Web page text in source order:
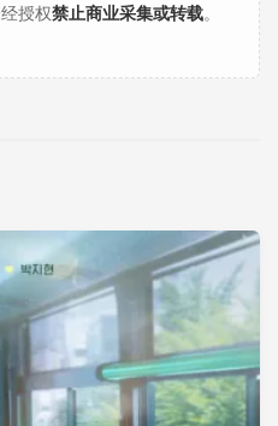
授权禁止商业采集或转载。